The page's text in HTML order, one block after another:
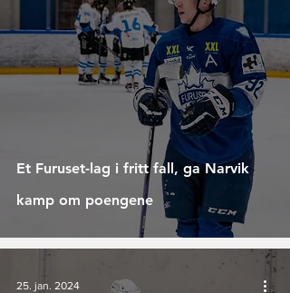
Et Furuset-lag i fritt fall, ga Narvik
kamp om poengene
25. jan. 2024